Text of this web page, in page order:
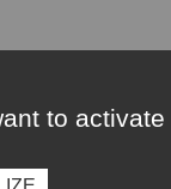
to activate